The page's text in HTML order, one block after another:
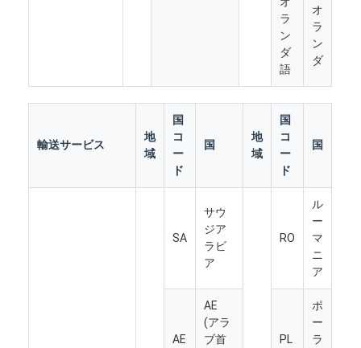
ラ
ン
ダ
語
オ
ラ
ン
ダ
輸送サービス
地
域
国
コ
ー
ド
国
地
域
国
コ
ー
ド
国
SA
サウ
ジア
ラビ
ア
RO
ル
ー
マ
ニ
ア
AE
AE
(アラ
ブ首
PL
ポ
ー
ラ